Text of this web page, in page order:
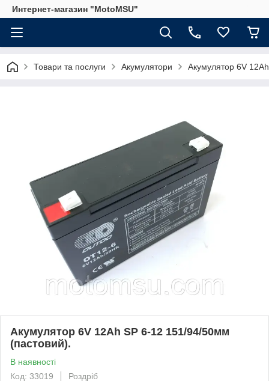
Интернет-магазин "MotoMSU"
Товари та послуги Акумулятори Акумулятор 6V
Акумулятор 6V 12Ah SP 6-12 151/94/50мм
(пастовий).
В наявності
Код: 33019
Роздріб